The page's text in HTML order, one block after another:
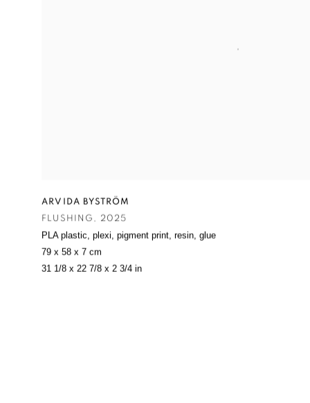
ARVIDA BYSTRÖM
FLUSHING , 2025
PLA plastic, plexi, pigment print, resin, glue
79 x 58 x 7 cm
31 1/8 x 22 7/8 x 2 3/4 in